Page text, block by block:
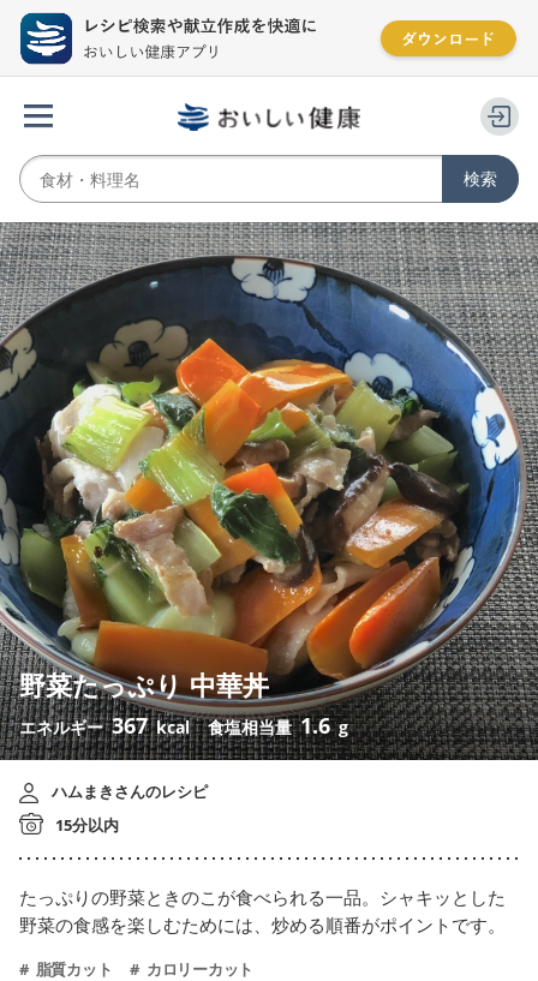
野菜たっぷり 中華丼
エネルギー367 kcal 食塩相当量1.6 g
ハムまきさんのレシピ
15分以内
たっぷりの野菜ときのこが食べられる一品。シャキッとした
野菜の食感を楽しむためには、炒める順番がポイントです。
脂質カット カロリーカット